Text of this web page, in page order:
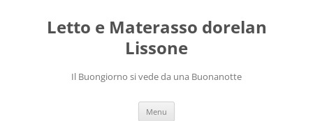
contenutoLetto e Materasso dorelan
Lissone
Il Buongiorno si vede da una Buonanotte
Menu